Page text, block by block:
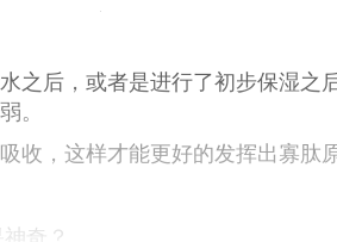
之后，或者是进行了初步保湿
。
，这样才能更好的发挥出寡肽
奇？